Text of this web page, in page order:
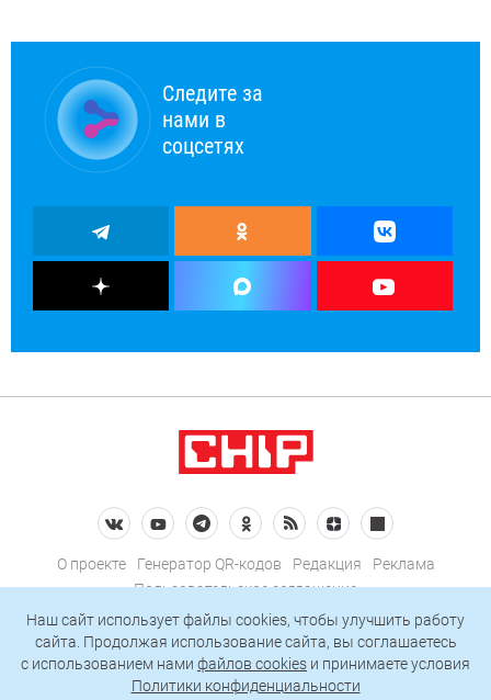
Следите за
нами в
соцсетях
О проекте Генератор QR-кодов Редакция
Реклама
Пользовательское соглашение
Политика конфиденциальности
Подписаться на рассылку
Наш сайт использует файлы cookies, чтобы улучшить работу
сайта. Продолжая использование сайта, вы соглашаетесь
c использованием нами файлов cookies и принимаете условия
Политики конфиденциальности